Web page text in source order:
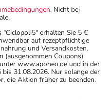
. Nicht bei
"Ciclopoli5" erhalten Sie 5 €
auf rezeptpflichtige
und Versandkosten.
(ausgenommen Coupons)
www.aponeo.de und in der
31.08.2026. Nur solange der
die Aktion früher zu beenden.